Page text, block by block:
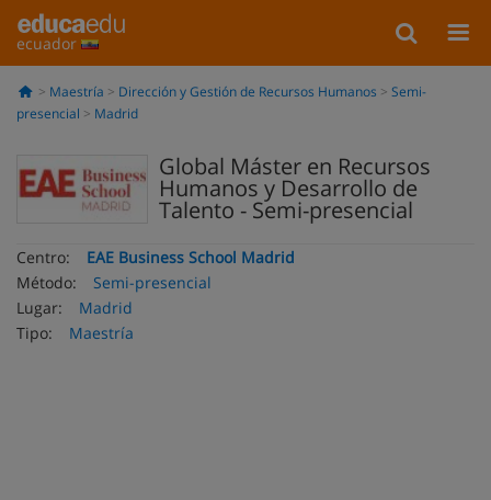
ecuador
Maestría Dirección y Gestión de Recursos Humanos
Semi-
presencial
Madrid
Global Máster en Recursos
Humanos y Desarrollo de
Talento - Semi-presencial
Centro:
EAE Business School Madrid
Método:
Semi-presencial
Lugar:
Madrid
Tipo:
Maestría